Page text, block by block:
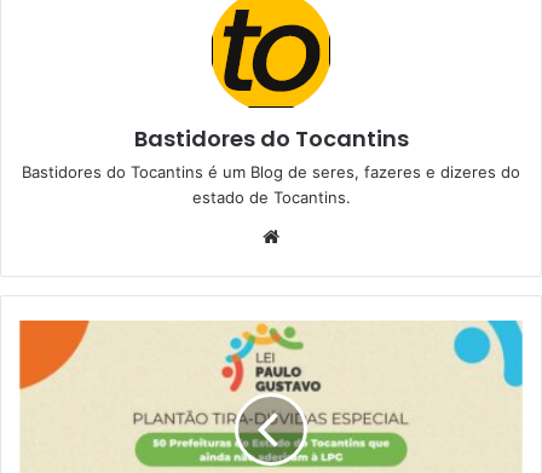
Bastidores do Tocantins
Bastidores do Tocantins é um Blog de seres, fazeres e dizeres do
estado de Tocantins.
b
s
i
t
e